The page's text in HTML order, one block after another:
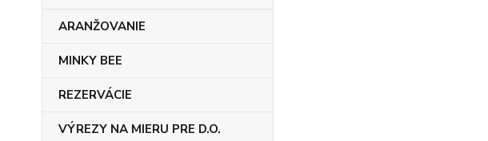
ARANŽOVANIE
MINKY BEE
REZERVÁCIE
VÝREZY NA MIERU PRE D.O.